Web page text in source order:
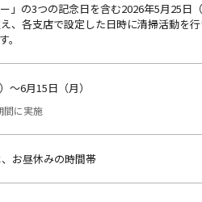
の3つの記念日を含む2026年5月25日
、各支店で設定した日時に清掃活動を
～6月15日（月）
間に実施
お昼休みの時間帯